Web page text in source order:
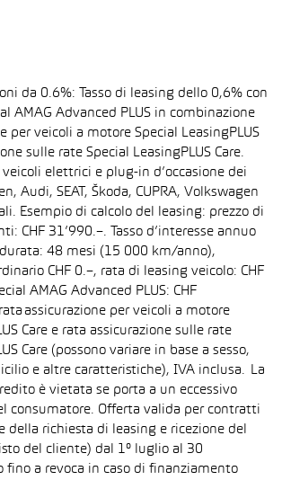
da 0.6%: Tasso di leasing dello 0,6% con
AMAG Advanced PLUS in combinazione
per veicoli a motore Special LeasingPLUS
sulle rate Special LeasingPLUS Care.
elettrici e plug-in d’occasione dei
Audi, SEAT, Škoda, CUPRA, Volkswagen
Esempio di calcolo del leasing: prezzo di
CHF 31’990.–. Tasso d’interesse annuo
48 mesi (15 000 km/anno),
CHF 0.–, rata di leasing veicolo: CHF
AMAG Advanced PLUS: CHF
assicurazione per veicoli a motore
Care e rata assicurazione sulle rate
Care (possono variare in base a sesso,
e altre caratteristiche), IVA inclusa. La
è vietata se porta a un eccessivo
consumatore. Offerta valida per contratti
della richiesta di leasing e ricezione del
del cliente) dal 1° luglio al 30
fino a revoca in caso di finanziamento